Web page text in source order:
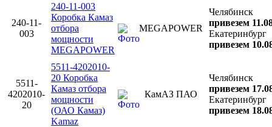
240-11-
003
240-11-003
Коробка Камаз
отбора
мощности
MEGAPOWER
MEGAPOWER
Челябинск
привезем
Екатеринбург
привезем
5511-
4202010-
20
5511-4202010-
20 Коробка
Камаз отбора
мощности
(ОАО Камаз)
Kamaz
КамАЗ ПАО
Челябинск
привезем
Екатеринбург
привезем